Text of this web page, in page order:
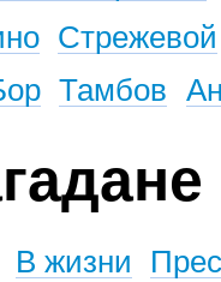
Стрежевой
Тамбов
В жизни